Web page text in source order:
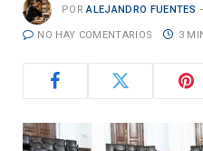
POR ALEJANDRO FUENTES
NO HAY COMENTARIOS 3